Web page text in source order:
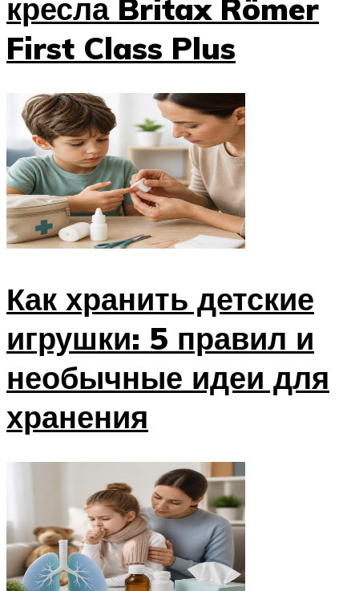
кресла Britax Römer
First Class Plus
Как хранить детские
игрушки: 5 правил и
необычные идеи для
хранения